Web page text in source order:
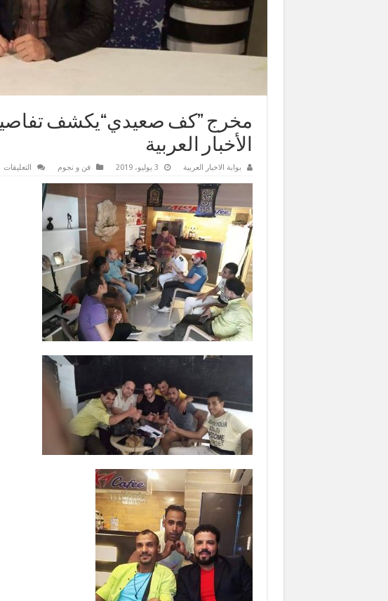
مخرج ”كف صعيدي“يكشف تفاصيل
الأخبار العربية
بوابة الاخبار العربية 3 يوليو، 2019 فن و نجوم التعليقات